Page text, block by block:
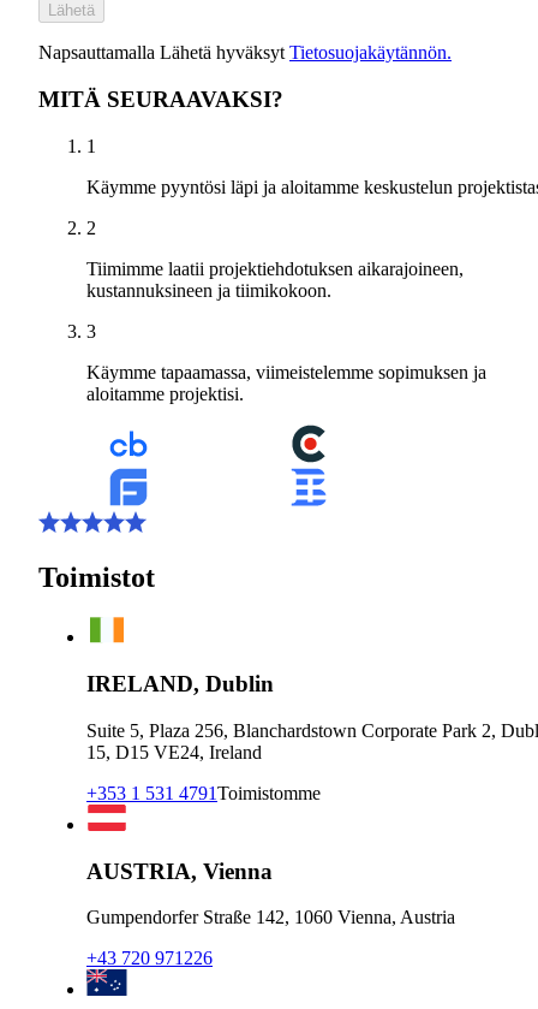
Lähetä
Napsauttamalla Lähetä hyväksyt Tietosuojakäytännön.
MITÄ SEURAAVAKSI?
1
Käymme pyyntösi läpi ja aloitamme keskustelun
2
Tiimimme laatii projektiehdotuksen aikarajoineen,
kustannuksineen ja tiimikokoon.
3
Käymme tapaamassa, viimeistelemme sopimuksen ja
aloitamme projektisi.
Toimistot
IRELAND, Dublin
Suite 5, Plaza 256, Blanchardstown Corporate Park 2,
15, D15 VE24, Ireland
+353 1 531 4791Toimistomme
AUSTRIA, Vienna
Gumpendorfer Straße 142, 1060 Vienna, Austria
+43 720 971226